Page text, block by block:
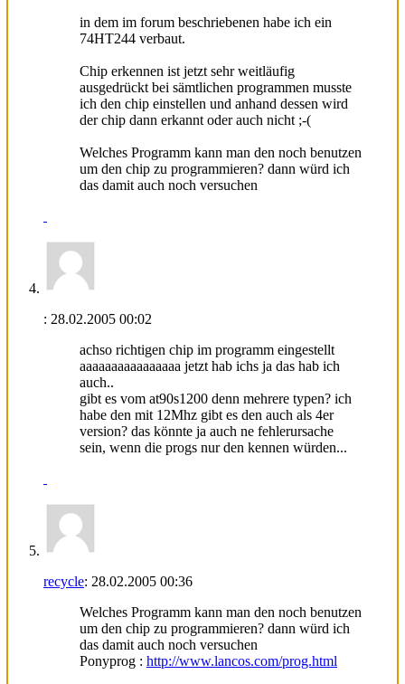
in dem im forum beschriebenen habe ich ein
74HT244 verbaut.
Chip erkennen ist jetzt sehr weitläufig
ausgedrückt bei sämtlichen programmen musste
ich den chip einstellen und anhand dessen wird
der chip dann erkannt oder auch nicht ;-(
Welches Programm kann man den noch benutzen
um den chip zu programmieren? dann würd ich
das damit auch noch versuchen
: 28.02.2005 00:02
achso richtigen chip im programm eingestellt
aaaaaaaaaaaaaaaa jetzt hab ichs ja das hab ich
auch..
gibt es vom at90s1200 denn mehrere typen? ich
habe den mit 12Mhz gibt es den auch als 4er
version? das könnte ja auch ne fehlerursache
sein, wenn die progs nur den kennen würden...
recycle: 28.02.2005 00:36
Welches Programm kann man den noch benutzen
um den chip zu programmieren? dann würd ich
das damit auch noch versuchen
Ponyprog : http://www.lancos.com/prog.html